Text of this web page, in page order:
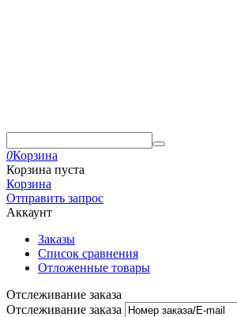
0Корзина
Корзина пуста
Корзина
Отправить запрос
Аккаунт
Заказы
Список сравнения
Отложенные товары
Отслеживание заказа
Отслеживание заказа